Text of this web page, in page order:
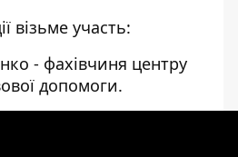
візьме участь:
- фахівчиня центру
допомоги.